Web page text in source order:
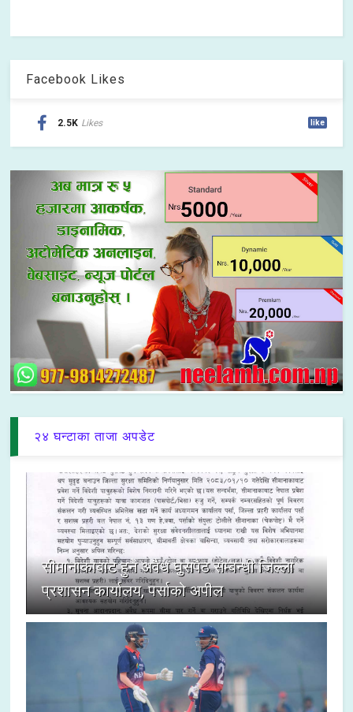
Facebook Likes
2.5K Likes like
२४ घन्टाका ताजा अपडेट
सीमानाकाबाट हुने अवैध घुसपैठ सम्बन्धी जिल्ला
प्रशासन कार्यालय, पर्साको अपील